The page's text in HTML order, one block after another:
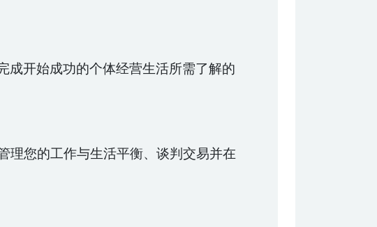
成开始成功的个体经营生活所需了解的
理您的工作与生活平衡、谈判交易并在